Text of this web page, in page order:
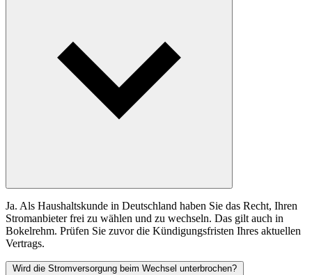
Ja. Als Haushaltskunde in Deutschland haben Sie das Recht, Ihren
Stromanbieter frei zu wählen und zu wechseln. Das gilt auch in
Bokelrehm. Prüfen Sie zuvor die Kündigungsfristen Ihres aktuellen
Vertrags.
Wird die Stromversorgung beim Wechsel unterbrochen?